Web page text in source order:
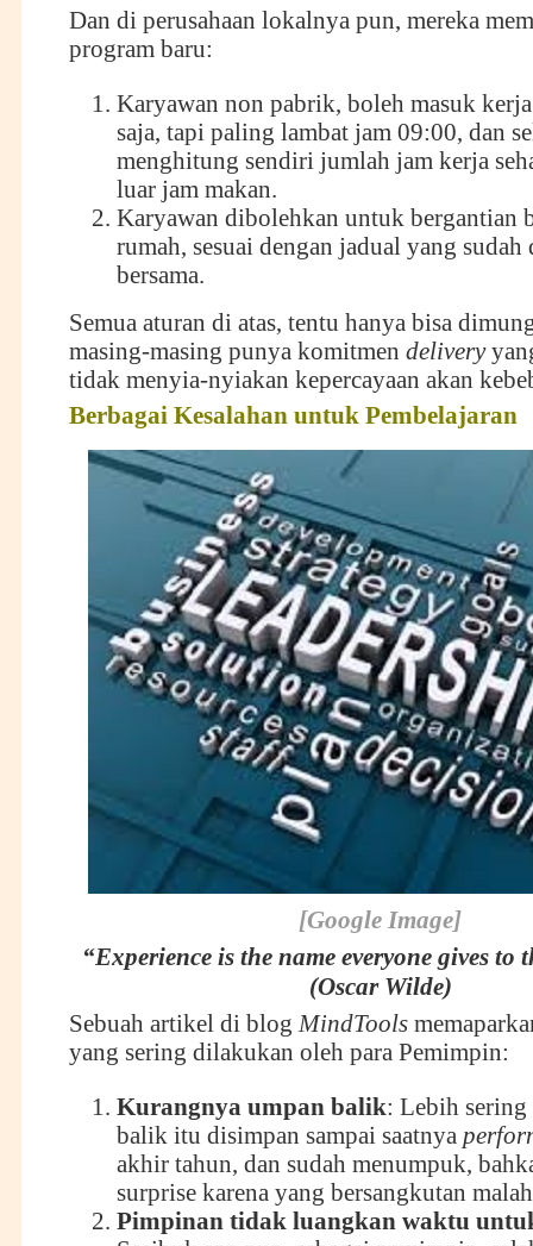
Dan di perusahaan lokalnya pun, mereka
program baru:
Karyawan non pabrik, boleh masuk
saja, tapi paling lambat jam 09:00, dan
menghitung sendiri jumlah jam kerja
luar jam makan.
Karyawan dibolehkan untuk bergantian
rumah, sesuai dengan jadual yang sudah
bersama.
Semua aturan di atas, tentu hanya bisa
masing-masing punya komitmen delivery
tidak menyia-nyiakan kepercayaan akan
Berbagai Kesalahan untuk Pembelajaran
[Google Image]
“Experience is the name everyone gives to
(Oscar Wilde)
Sebuah artikel di blog MindTools
yang sering dilakukan oleh para Pemimpin:
Kurangnya umpan balik: Lebih sering
balik itu disimpan sampai saatnya
akhir tahun, dan sudah menumpuk,
surprise karena yang bersangkutan
Pimpinan tidak luangkan waktu